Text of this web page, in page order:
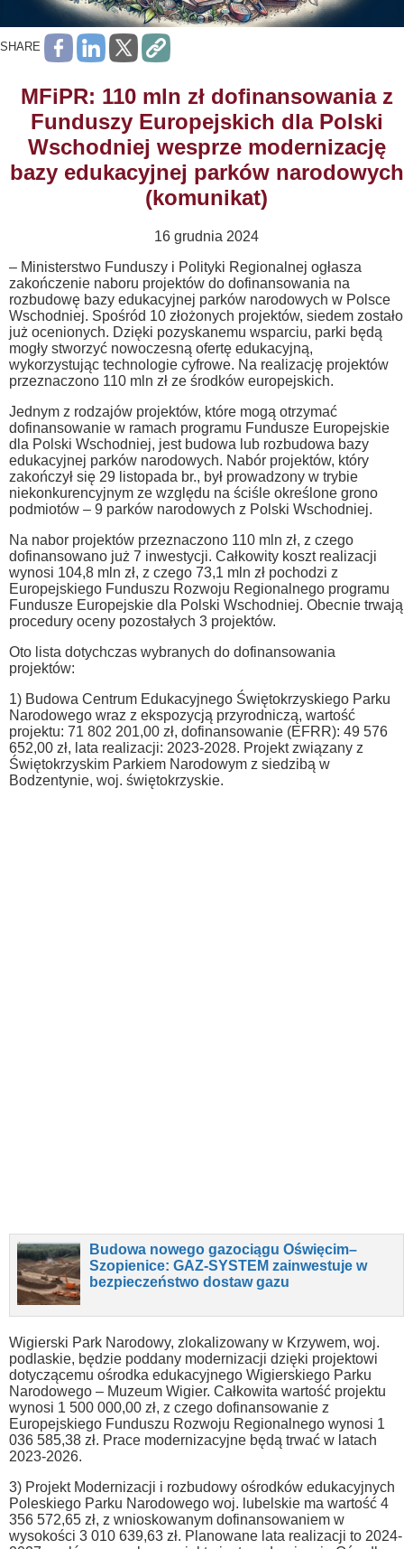
SHARE
MFiPR: 110 mln zł dofinansowania z
Funduszy Europejskich dla Polski
Wschodniej wesprze modernizację
bazy edukacyjnej parków narodowych
(komunikat)
16 grudnia 2024
– Ministerstwo Funduszy i Polityki Regionalnej ogłasza
zakończenie naboru projektów do dofinansowania na
rozbudowę bazy edukacyjnej parków narodowych w Polsce
Wschodniej. Spośród 10 złożonych projektów, siedem zostało
już ocenionych. Dzięki pozyskanemu wsparciu, parki będą
mogły stworzyć nowoczesną ofertę edukacyjną,
wykorzystując technologie cyfrowe. Na realizację projektów
przeznaczono 110 mln zł ze środków europejskich.
Jednym z rodzajów projektów, które mogą otrzymać
dofinansowanie w ramach programu Fundusze Europejskie
dla Polski Wschodniej, jest budowa lub rozbudowa bazy
edukacyjnej parków narodowych. Nabór projektów, który
zakończył się 29 listopada br., był prowadzony w trybie
niekonkurencyjnym ze względu na ściśle określone grono
podmiotów – 9 parków narodowych z Polski Wschodniej.
Na nabor projektów przeznaczono 110 mln zł, z czego
dofinansowano już 7 inwestycji. Całkowity koszt realizacji
wynosi 104,8 mln zł, z czego 73,1 mln zł pochodzi z
Europejskiego Funduszu Rozwoju Regionalnego programu
Fundusze Europejskie dla Polski Wschodniej. Obecnie trwają
procedury oceny pozostałych 3 projektów.
Oto lista dotychczas wybranych do dofinansowania
projektów:
1) Budowa Centrum Edukacyjnego Świętokrzyskiego Parku
Narodowego wraz z ekspozycją przyrodniczą, wartość
projektu: 71 802 201,00 zł, dofinansowanie (EFRR): 49 576
652,00 zł, lata realizacji: 2023-2028. Projekt związany z
Świętokrzyskim Parkiem Narodowym z siedzibą w
Bodzentynie, woj. świętokrzyskie.
Budowa nowego gazociągu Oświęcim–
Szopienice: GAZ-SYSTEM zainwestuje w
bezpieczeństwo dostaw gazu
Wigierski Park Narodowy, zlokalizowany w Krzywem, woj.
podlaskie, będzie poddany modernizacji dzięki projektowi
dotyczącemu ośrodka edukacyjnego Wigierskiego Parku
Narodowego – Muzeum Wigier. Całkowita wartość projektu
wynosi 1 500 000,00 zł, z czego dofinansowanie z
Europejskiego Funduszu Rozwoju Regionalnego wynosi 1
036 585,38 zł. Prace modernizacyjne będą trwać w latach
2023-2026.
3) Projekt Modernizacji i rozbudowy ośrodków edukacyjnych
Poleskiego Parku Narodowego woj. lubelskie ma wartość 4
356 572,65 zł, z wnioskowanym dofinansowaniem w
wysokości 3 010 639,63 zł. Planowane lata realizacji to 2024-